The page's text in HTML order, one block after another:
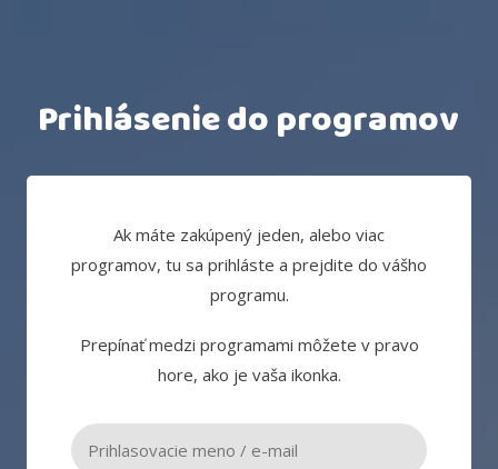
Prihlásenie do programov
Ak máte zakúpený jeden, alebo viac
programov, tu sa prihláste a prejdite do vášho
programu.
Prepínať medzi programami môžete v pravo
hore, ako je vaša ikonka.